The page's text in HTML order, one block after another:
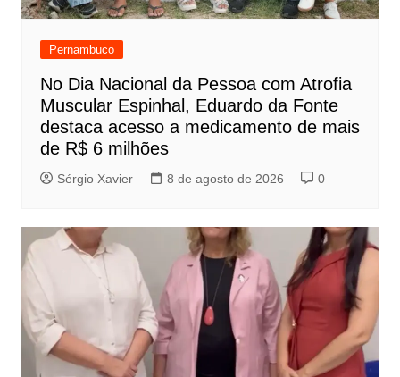
Pernambuco
No Dia Nacional da Pessoa com Atrofia
Muscular Espinhal, Eduardo da Fonte
destaca acesso a medicamento de mais
de R$ 6 milhões
Sérgio Xavier 8 de agosto de 2026 0